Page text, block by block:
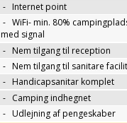
- Internet point
- WiFi- min. 80%
med signal
- Nem tilgang til reception
- Nem tilgang til sanitare
- Handicapsanitar komplet
- Camping indhegnet
- Udlejning af pengeskaber